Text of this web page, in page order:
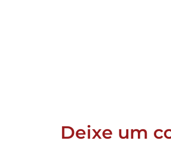
Deixe um